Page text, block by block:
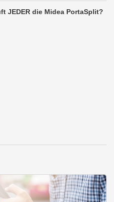
JEDER die Midea PortaSplit?